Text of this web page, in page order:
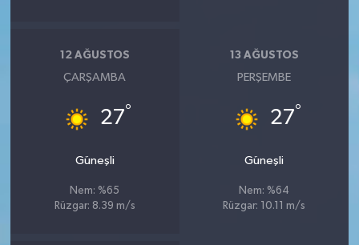
12 AĞUSTOS
ÇARŞAMBA
27°
Güneşli
Nem: %65
Rüzgar: 8.39 m/s
13 AĞUSTOS
PERŞEMBE
27°
Güneşli
Nem: %64
Rüzgar: 10.11 m/s